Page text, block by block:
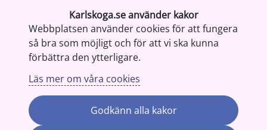
Karlskoga.se använder kakor
Webbplatsen använder cookies för att fungera
så bra som möjligt och för att vi ska kunna
förbättra den ytterligare.
Läs mer om våra cookies
Godkänn alla kakor